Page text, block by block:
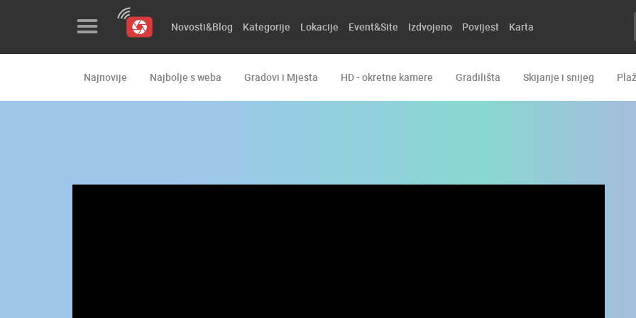
Event&Site
Novosti&Blog Kategorije Lokacije Event&Site Izdvojeno Povijest Karta
Najnovije Najbolje s weba Gradovi i Mjesta HD - okretne kamere Gradilišta Skijanje i snijeg